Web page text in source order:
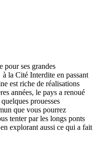
pour ses grandes
la Cité Interdite en passant
est riche de réalisations
années, le pays a renoué
prouesses
que vous pourrez
tenter par les longs ponts
explorant aussi ce qui a fait